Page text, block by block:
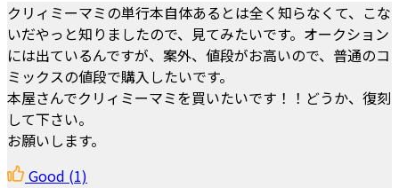
クリィミーマミの単行本自体あるとは全く知らなくて、こな
いだやっと知りましたので、見てみたいです。オークション
には出ているんですが、案外、値段がお高いので、普通のコ
ミックスの値段で購入したいです。
本屋さんでクリィミーマミを買いたいです！！どうか、復刻
して下さい。
お願いします。
Good (1)